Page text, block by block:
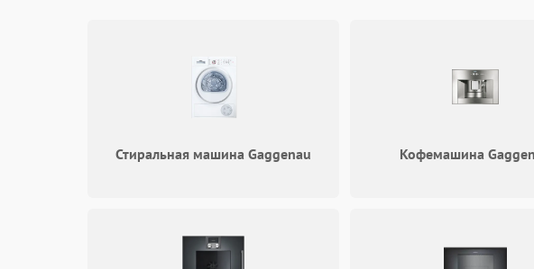
Сбой в работе
автоматической
Стиральная машина Gaggenau Кофемашина